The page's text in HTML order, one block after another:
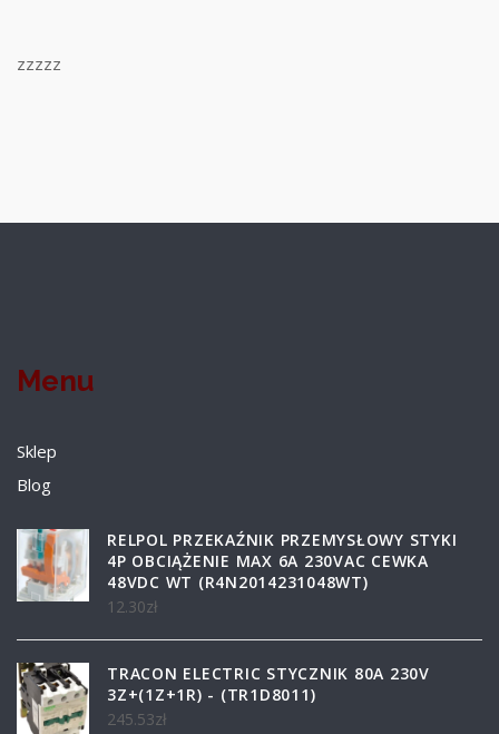
zzzzz
Menu
Sklep
Blog
RELPOL PRZEKAŹNIK PRZEMYSŁOWY STYKI
4P OBCIĄŻENIE MAX 6A 230VAC CEWKA
48VDC WT (R4N2014231048WT)
12.30zł
TRACON ELECTRIC STYCZNIK 80A 230V
3Z+(1Z+1R) - (TR1D8011)
245.53zł